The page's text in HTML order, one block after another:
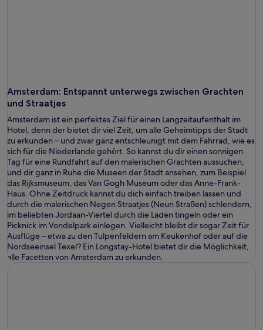
Amsterdam: Entspannt unterwegs zwischen Grachten
und Straatjes
Amsterdam ist ein perfektes Ziel für einen Langzeitaufenthalt im
Hotel, denn der bietet dir viel Zeit, um alle Geheimtipps der Stadt
zu erkunden – und zwar ganz entschleunigt mit dem Fahrrad, wie es
sich für die Niederlande gehört. So kannst du dir einen sonnigen
Tag für eine Rundfahrt auf den malerischen Grachten aussuchen,
und dir ganz in Ruhe die Museen der Stadt ansehen, zum Beispiel
das Rijksmuseum, das Van Gogh Museum oder das Anne-Frank-
Haus. Ohne Zeitdruck kannst du dich einfach treiben lassen und
durch die malerischen Negen Straatjes (Neun Straßen) schlendern,
im beliebten Jordaan-Viertel durch die Läden tingeln oder ein
Picknick im Vondelpark einlegen. Vielleicht bleibt dir sogar Zeit für
Ausflüge – etwa zu den Tulpenfeldern am Keukenhof oder auf die
Nordseeinsel Texel? Ein Longstay-Hotel bietet dir die Möglichkeit,
alle Facetten von Amsterdam zu erkunden.